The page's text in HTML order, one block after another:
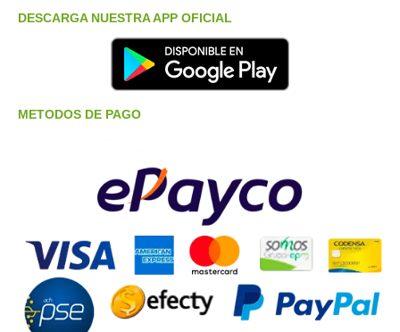
DESCARGA NUESTRA APP OFICIAL
METODOS DE PAGO